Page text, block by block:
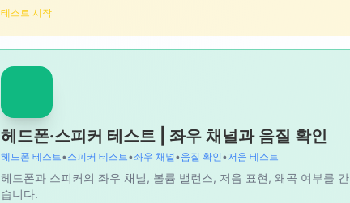
테스트 시작
헤드폰·스피커 테스트 | 좌우 채널과 음질 확인
헤드폰 테스트•스피커 테스트•좌우 채널 •음질 확인 •저음 테스트
헤드폰과 스피커의 좌우 채널, 볼륨 밸런스, 저음 표현, 왜곡 여부를
습니다.